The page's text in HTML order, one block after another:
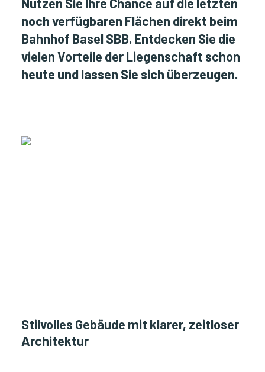
noch verfügbaren Flächen direkt beim
Bahnhof Basel SBB. Entdecken Sie die
vielen Vorteile der Liegenschaft schon
heute und lassen Sie sich überzeugen.
Stilvolles Gebäude mit klarer, zeitloser
Architektur